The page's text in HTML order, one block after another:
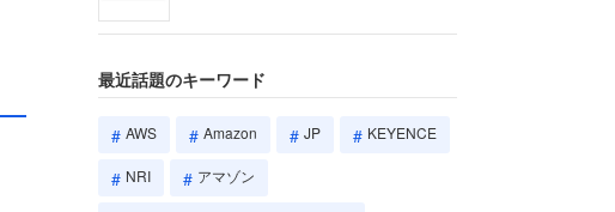
最近話題のキーワード
AWS Amazon JP KEYENCE
NRI アマゾン